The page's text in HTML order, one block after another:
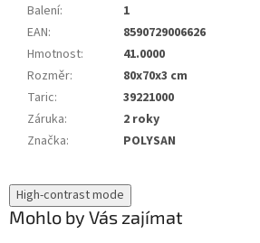
High-contrast mode
Mohlo by Vás zajímat
Balení:
1
EAN:
8590729006626
Hmotnost:
41.0000
Rozměr:
80x70x3 cm
Taric:
39221000
Záruka:
2 roky
Značka: POLYSAN